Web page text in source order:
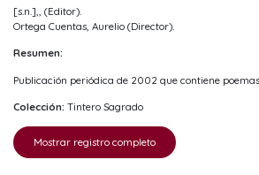
[s.n.],, (Editor).
Ortega Cuentas, Aurelio (Director).
Resumen:
Publicación periódica de 2002 que contiene
Colección: Tintero Sagrado
Mostrar registro completo